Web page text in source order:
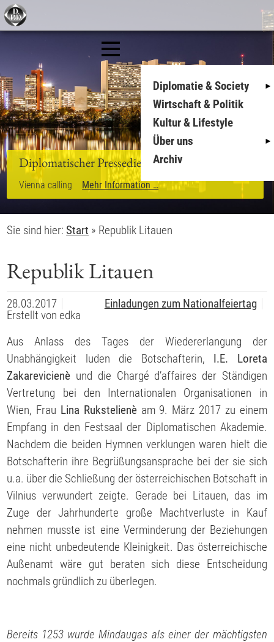
Diplomatie & Society
Wirtschaft & Politik
Kultur & Lifestyle
Über uns
Archiv
Diplomatischer Pressedienst
Vienna calling Mehr Information …
Sie sind hier:Start » Republik Litauen
Republik Litauen
28.03.2017
Einladungen zum Nationalfeiertag
Erstellt von edka
Aus Anlass des Tages der Wiedererlangung der
Unabhängigkeit luden die Botschafterin, I.E. Loreta
Zakarevicienè und die Chargé d’affaires der Ständigen
Vertretung bei den Internationalen Organisationen in
Wien, Frau Lina Rukstelienè am 9. März 2017 zu einem
Empfang in den Festsaal der Diplomatischen Akademie.
Nachdem die beiden Hymnen verklungen waren hielt die
Botschafterin ihre Begrüßungsansprache bei der sie sich
u.a. über die Schließung der österreichischen Botschaft in
Vilnius verwundert zeigte. Gerade bei Litauen, das im
Zuge der Jahrhunderte große Machtverluste in Kauf
nehmen musste ist eine Verminderung der Beziehungen
eine nicht unbedeutende Kleinigkeit. Das österreichische
Außenamt wäre gut beraten sich diese Entscheidung
nochmals gründlich zu überlegen.
Bereits 1253 wurde Mindaugas als einer der mächtigsten